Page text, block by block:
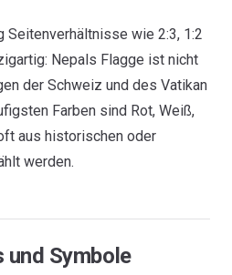
Seitenverhältnisse wie 2:3, 1:2
Nepals Flagge ist nicht
der Schweiz und des Vatikan
Farben sind Rot, Weiß,
aus historischen oder
werden.
und Symbole